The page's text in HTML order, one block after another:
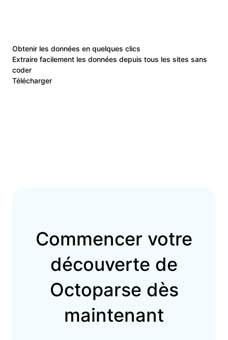
Obtenir les données en quelques clics
Extraire facilement les données depuis tous les sites sans
coder
Télécharger
Commencer votre
découverte de
Octoparse dès
maintenant